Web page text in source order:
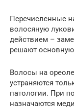
Перечисленные
волосяную
действием –
решают
Волосы на
устраняются
патологии. При
назначаются